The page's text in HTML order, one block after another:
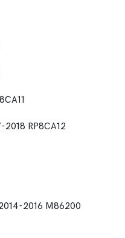
RP8CA12
2016 M86200